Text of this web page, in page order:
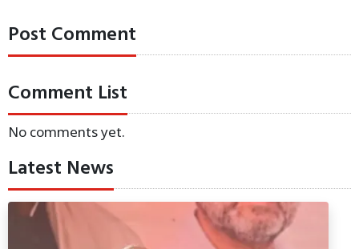
Post Comment
Comment List
No comments yet.
Latest News